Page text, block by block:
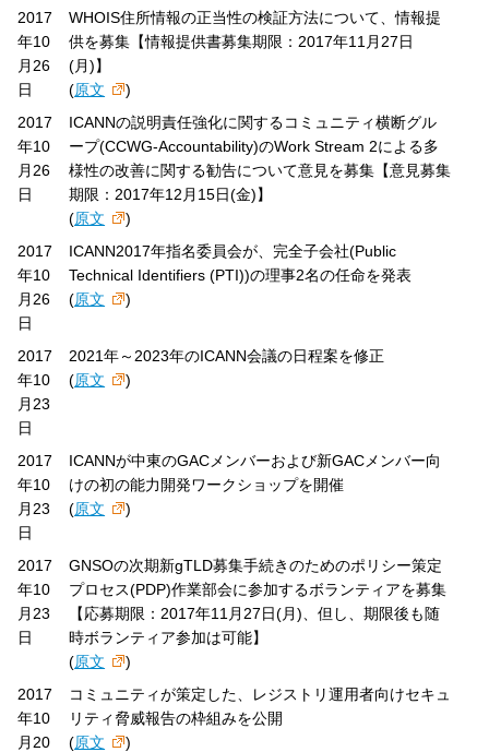
2017
年10
月26
日
WHOIS住所情報の正当性の検証方法について、情報提
供を募集【情報提供書募集期限：2017年11月27日
(月)】
(原文
)
2017
年10
月26
日
ICANNの説明責任強化に関するコミュニティ横断グル
ープ(CCWG-Accountability)のWork Stream 2による多
様性の改善に関する勧告について意見を募集【意見募集
期限：2017年12月15日(金)】
(原文
)
2017
年10
月26
日
ICANN2017年指名委員会が、完全子会社(Public
Technical Identifiers (PTI))の理事2名の任命を発表
(原文 )
2017
年10
月23
日
2021年～2023年のICANN会議の日程案を修正
(原文 )
2017
年10
月23
日
ICANNが中東のGACメンバーおよび新GACメンバー向
けの初の能力開発ワークショップを開催
(原文 )
2017
年10
月23
日
GNSOの次期新gTLD募集手続きのためのポリシー策定
プロセス(PDP)作業部会に参加するボランティアを募集
【応募期限：2017年11月27日(月)、但し、期限後も随
時ボランティア参加は可能】
(原文
)
2017
年10
月20
コミュニティが策定した、レジストリ運用者向けセキュ
リティ脅威報告の枠組みを公開
(原文 )